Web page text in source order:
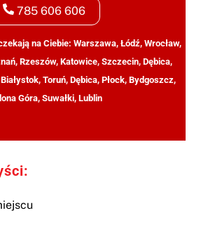
785 606 606
na Ciebie: Warszawa, Łódź, Wrocław,
Rzeszów, Katowice, Szczecin, Dębica,
Toruń, Dębica, Płock, Bydgoszcz,
Góra, Suwałki, Lublin